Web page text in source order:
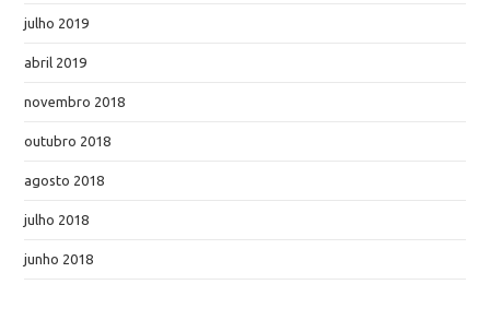
julho 2019
abril 2019
novembro 2018
outubro 2018
agosto 2018
julho 2018
junho 2018